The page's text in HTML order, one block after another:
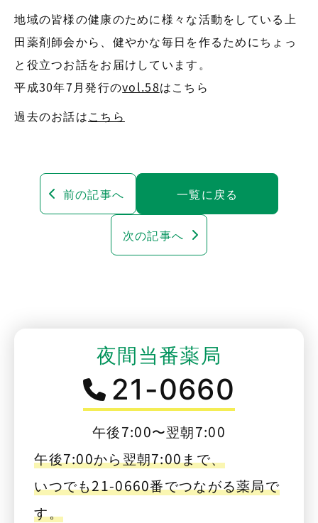
地域の皆様の健康のために様々な活動をしている上
田薬剤師会から、健やかな毎日を作るためにちょっ
と役立つお話をお届けしています。
平成30年7月発行のvol.58はこちら
過去のお話はこちら
前の記事へ 一覧に戻る
次の記事へ
夜間当番薬局
21-0660
午後7:00〜翌朝7:00
午後7:00から翌朝7:00まで、
いつでも21-0660番でつながる薬局で
す。